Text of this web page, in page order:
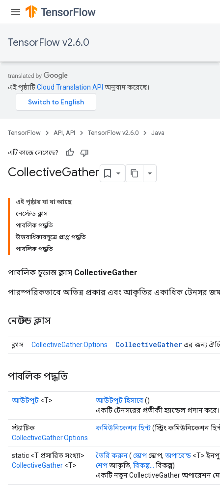
TensorFlow v2.6.0
এই পৃষ্ঠাটিCloud Translation API অনুবাদ করেছে।
TensorFlow API, API TensorFlow v2.6.0 Java
এটি কাজে লেগেছে?
CollectiveGather
এই পৃষ্ঠায় যা যা আছে
নেস্টেড ক্লাস
পাবলিক পদ্ধতি
উত্তরাধিকারসূত্রে প্রাপ্ত পদ্ধতি
পাবলিক পদ্ধতি
পাবলিক চূড়ান্ত ক্লাস CollectiveGather
পারস্পরিকভাবে অভিন্ন প্রকার এবং আকৃতির একাধিক টেনসর
নেস্টেড ক্লাস
ক্লাস CollectiveGather.Options CollectiveGatherএর জন্য
পাবলিক পদ্ধতি
আউটপুট <T> আউটপুট হিসাবে()
একটি টেনসরের প্রতীকী হ্যান্ডেল প্রদান করে।
স্ট্যাটিক
CollectiveGather.Options
কমিউনিকেশন হিন্ট(স্ট্রিং কমিউনিকেশন
static <T প্রসারিত সংখ্যা>
CollectiveGather <T>
তৈরি করুন( স্কোপস্কোপ, অপারেন্ড <T>
শেপআকৃতি, বিকল্প...
বিকল্প)
একটি নতুন CollectiveGather অপারেশন